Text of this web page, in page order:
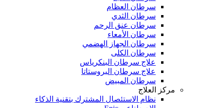
سرطان العظام
سرطان الثدي
سرطان عنق الرحم
سرطان الأمعاء
سرطان الجهاز الهضمي
سرطان الكلى
علاج سرطان البنكرياس
علاج سرطان البروستاتا
سرطان المبيض
مركز العلاج
نظام الاستئصال المشترك بتقنية الذكاء